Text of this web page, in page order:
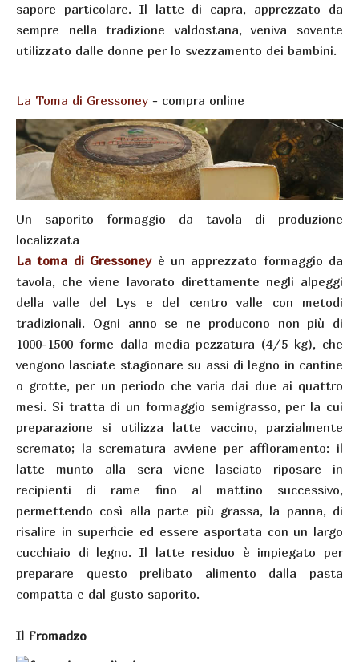
sapore particolare. Il latte di capra, apprezzato da
sempre nella tradizione valdostana, veniva sovente
utilizzato dalle donne per lo svezzamento dei bambini.
La Toma di Gressoney - compra online
Un saporito formaggio da tavola di produzione
localizzata
La toma di Gressoneyè un apprezzato formaggio da
tavola, che viene lavorato direttamente negli alpeggi
della valle del Lys e del centro valle con metodi
tradizionali. Ogni anno se ne producono non più di
1000-1500 forme dalla media pezzatura (4/5 kg), che
vengono lasciate stagionare su assi di legno in cantine
o grotte, per un periodo che varia dai due ai quattro
mesi. Si tratta di un formaggio semigrasso, per la cui
preparazione si utilizza latte vaccino, parzialmente
scremato; la scrematura avviene per affioramento: il
latte munto alla sera viene lasciato riposare in
recipienti di rame fino al mattino successivo,
permettendo così alla parte più grassa, la panna, di
risalire in superficie ed essere asportata con un largo
cucchiaio di legno. Il latte residuo è impiegato per
preparare questo prelibato alimento dalla pasta
compatta e dal gusto saporito.
Il Fromadzo